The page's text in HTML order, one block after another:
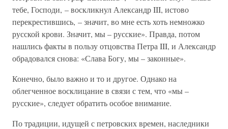
тебе, Господи, – воскликнул Александр III, истово
перекрестившись, – значит, во мне есть хоть немножко
русской крови. Значит, мы – русские». Правда, потом
нашлись факты в пользу отцовства Петра III, и Александр
обрадовался снова: «Слава Богу, мы – законные».
Конечно, было важно и то и другое. Однако на
облегченное восклицание в связи с тем, что «мы –
русские», следует обратить особое внимание.
По традиции, идущей с петровских времен, наследники